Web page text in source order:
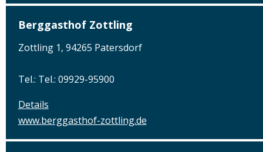
Berggasthof Zottling
Zottling 1, 94265 Patersdorf
Tel.: Tel.: 09929-95900
Details
www.berggasthof-zottling.de